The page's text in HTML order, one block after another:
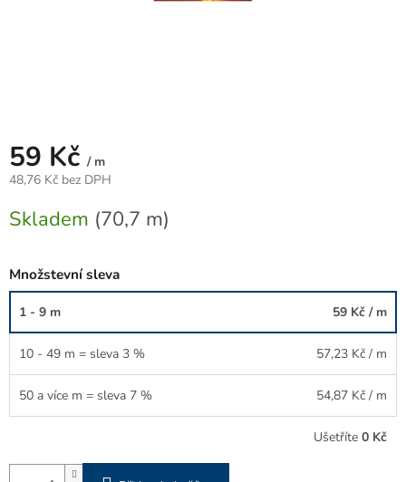
59 Kč / m
48,76 Kč bez DPH
cena:
Skladem (70,7 m)
Množstevní sleva
1 - 9 m 59 Kč / m
10 - 49 m = sleva 3 % 57,23 Kč / m
50 a více m = sleva 7 % 54,87 Kč / m
Ušetříte 0 Kč